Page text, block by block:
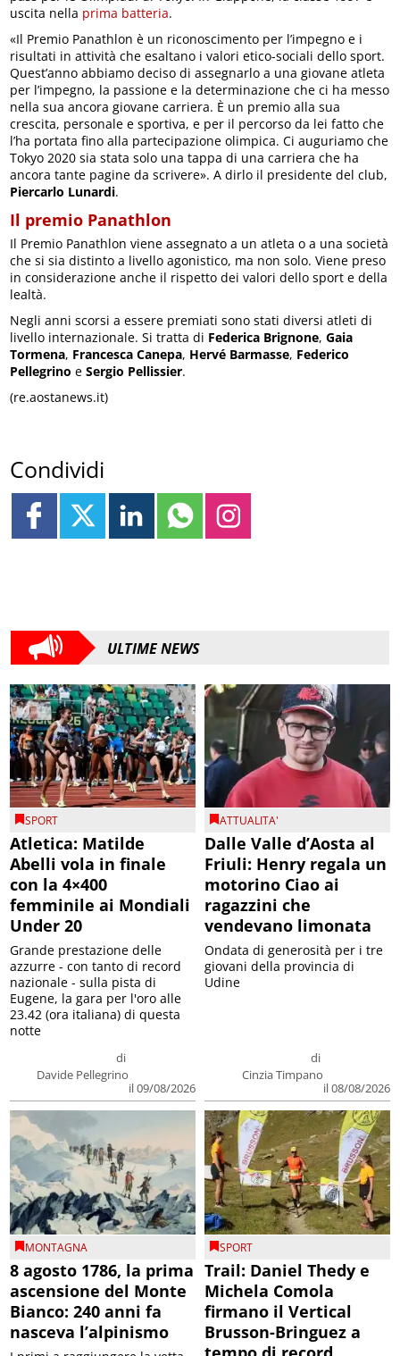
uscita nella prima batteria.
«Il Premio Panathlon è un riconoscimento per l’impegno e i
risultati in attività che esaltano i valori etico-sociali dello sport.
Quest’anno abbiamo deciso di assegnarlo a una giovane atleta
per l’impegno, la passione e la determinazione che ci ha messo
nella sua ancora giovane carriera. È un premio alla sua
crescita, personale e sportiva, e per il percorso da lei fatto che
l’ha portata fino alla partecipazione olimpica. Ci auguriamo che
Tokyo 2020 sia stata solo una tappa di una carriera che ha
ancora tante pagine da scrivere». A dirlo il presidente del club,
Piercarlo Lunardi.
Il premio Panathlon
Il Premio Panathlon viene assegnato a un atleta o a una società
che si sia distinto a livello agonistico, ma non solo. Viene preso
in considerazione anche il rispetto dei valori dello sport e della
lealtà.
Negli anni scorsi a essere premiati sono stati diversi atleti di
livello internazionale. Si tratta di Federica Brignone,Gaia
Tormena, Francesca Canepa, Hervé Barmasse, Federico
Pellegrino eSergio Pellissier.
(re.aostanews.it)
Condividi
ULTIME NEWS
SPORT
Atletica: Matilde
Abelli vola in finale
con la 4×400
femminile ai Mondiali
Under 20
di
Davide Pellegrino
il 09/08/2026
Grande prestazione delle
azzurre - con tanto di record
nazionale - sulla pista di
Eugene, la gara per l'oro alle
23.42 (ora italiana) di questa
notte
ATTUALITA'
Dalle Valle d’Aosta al
Friuli: Henry regala un
motorino Ciao ai
ragazzini che
vendevano limonata
di
Cinzia Timpano
il 08/08/2026
Ondata di generosità per i tre
giovani della provincia di
Udine
MONTAGNA
8 agosto 1786, la prima
ascensione del Monte
Bianco: 240 anni fa
nasceva l’alpinismo
SPORT
Trail: Daniel Thedy e
Michela Comola
firmano il Vertical
Brusson-Bringuez a